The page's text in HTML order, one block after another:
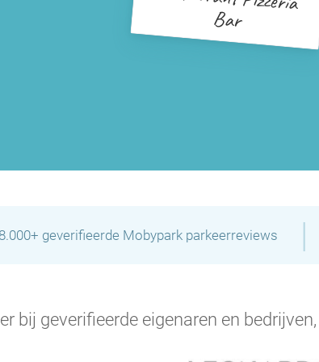
Bar
geverifieerde Mobypark parkeerreviews |
bij geverifieerde eigenaren en